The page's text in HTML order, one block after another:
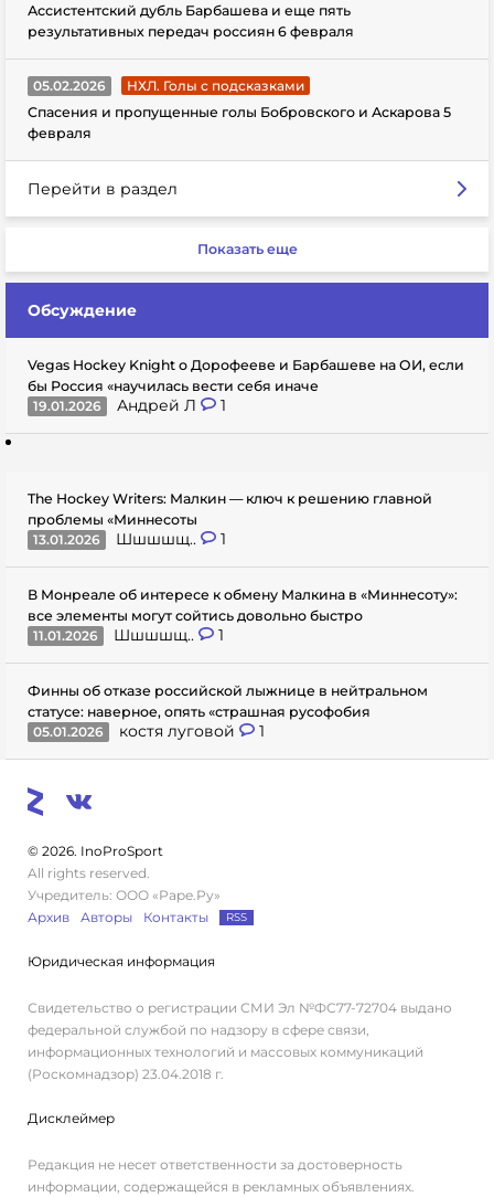
Ассистентский дубль Барбашева и еще пять
результативных передач россиян 6 февраля
05.02.2026
НХЛ. Голы с подсказками
Спасения и пропущенные голы Бобровского и Аскарова 5
февраля
Перейти в раздел
Показать еще
Обсуждение
Vegas Hockey Knight о Дорофееве и Барбашеве на ОИ, если
бы Россия «научилась вести себя иначе
19.01.2026
Андрей Л 1
The Hockey Writers: Малкин — ключ к решению главной
проблемы «Миннесоты
13.01.2026
Шшшшщ.. 1
В Монреале об интересе к обмену Малкина в «Миннесоту»:
все элементы могут сойтись довольно быстро
11.01.2026
Шшшшщ.. 1
Финны об отказе российской лыжнице в нейтральном
статусе: наверное, опять «страшная русофобия
05.01.2026
костя луговой 1
© 2026. InoProSport
All rights reserved.
Учредитель: ООО «Раре.Ру»
Архив
Авторы Контакты RSS
Юридическая информация
Свидетельство о регистрации СМИ Эл №ФС77-72704 выдано
федеральной службой по надзору в сфере связи,
информационных технологий и массовых коммуникаций
(Роскомнадзор) 23.04.2018 г.
Дисклеймер
Редакция не несет ответственности за достоверность
информации, содержащейся в рекламных объявлениях.